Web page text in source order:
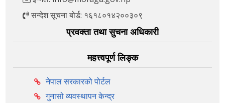
सन्देश सूचना बोर्ड: १६१८०१४२००३०९
प्रवक्ता तथा सुचना अधिकारी
महत्त्वपूर्ण लिङ्क
नेपाल सरकारको पोर्टल
गुनासो व्यवस्थापन केन्द्र